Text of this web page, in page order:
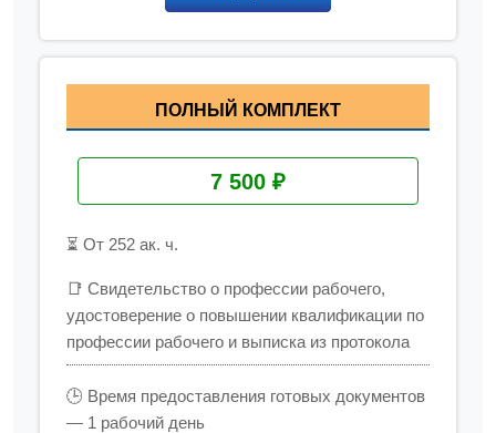
ПОЛНЫЙ КОМПЛЕКТ
7 500 ₽
⏳ От 252 ак. ч.
📑 Свидетельство о профессии рабочего,
удостоверение о повышении квалификации по
профессии рабочего и выписка из протокола
🕒 Время предоставления готовых документов
— 1 рабочий день